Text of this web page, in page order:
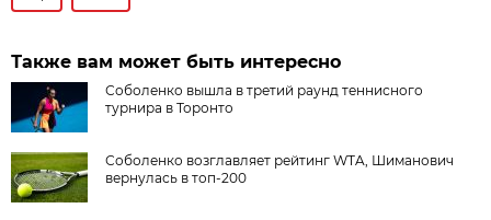
Также вам может быть интересно
Соболенко вышла в третий раунд теннисного
турнира в Торонто
Соболенко возглавляет рейтинг WTA, Шиманович
вернулась в топ-200